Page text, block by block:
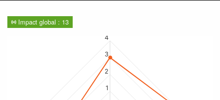
Impact global : 13
1
2
3
4